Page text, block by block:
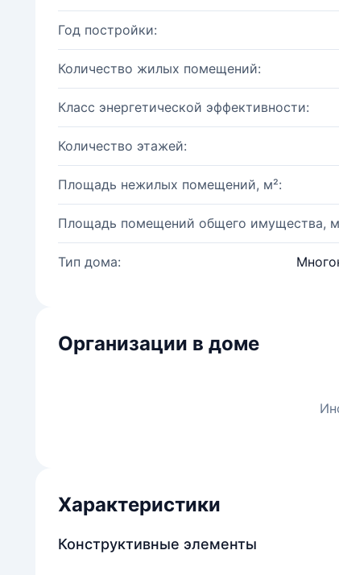
Год постройки:
Количество жилых помещений:
Класс энергетической эффективности:
Количество этажей:
Площадь нежилых помещений, м²:
Площадь помещений общего имущества,
Тип дома:
Организации в доме
Характеристики
Конструктивные элементы